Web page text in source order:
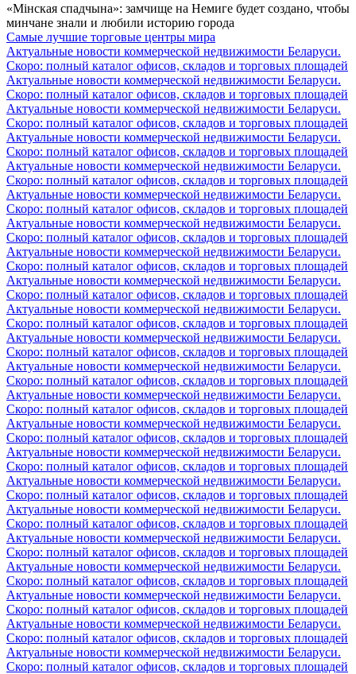
«Мiнская спадчына»: замчище на Немиге будет создано, чтобы
минчане знали и любили историю города
Самые лучшие торговые центры мира
Актуальные новости коммерческой недвижимости Беларуси.
Скоро: полный каталог офисов, складов и торговых площадей
Актуальные новости коммерческой недвижимости Беларуси.
Скоро: полный каталог офисов, складов и торговых площадей
Актуальные новости коммерческой недвижимости Беларуси.
Скоро: полный каталог офисов, складов и торговых площадей
Актуальные новости коммерческой недвижимости Беларуси.
Скоро: полный каталог офисов, складов и торговых площадей
Актуальные новости коммерческой недвижимости Беларуси.
Скоро: полный каталог офисов, складов и торговых площадей
Актуальные новости коммерческой недвижимости Беларуси.
Скоро: полный каталог офисов, складов и торговых площадей
Актуальные новости коммерческой недвижимости Беларуси.
Скоро: полный каталог офисов, складов и торговых площадей
Актуальные новости коммерческой недвижимости Беларуси.
Скоро: полный каталог офисов, складов и торговых площадей
Актуальные новости коммерческой недвижимости Беларуси.
Скоро: полный каталог офисов, складов и торговых площадей
Актуальные новости коммерческой недвижимости Беларуси.
Скоро: полный каталог офисов, складов и торговых площадей
Актуальные новости коммерческой недвижимости Беларуси.
Скоро: полный каталог офисов, складов и торговых площадей
Актуальные новости коммерческой недвижимости Беларуси.
Скоро: полный каталог офисов, складов и торговых площадей
Актуальные новости коммерческой недвижимости Беларуси.
Скоро: полный каталог офисов, складов и торговых площадей
Актуальные новости коммерческой недвижимости Беларуси.
Скоро: полный каталог офисов, складов и торговых площадей
Актуальные новости коммерческой недвижимости Беларуси.
Скоро: полный каталог офисов, складов и торговых площадей
Актуальные новости коммерческой недвижимости Беларуси.
Скоро: полный каталог офисов, складов и торговых площадей
Актуальные новости коммерческой недвижимости Беларуси.
Скоро: полный каталог офисов, складов и торговых площадей
Актуальные новости коммерческой недвижимости Беларуси.
Скоро: полный каталог офисов, складов и торговых площадей
Актуальные новости коммерческой недвижимости Беларуси.
Скоро: полный каталог офисов, складов и торговых площадей
Актуальные новости коммерческой недвижимости Беларуси.
Скоро: полный каталог офисов, складов и торговых площадей
Актуальные новости коммерческой недвижимости Беларуси.
Скоро: полный каталог офисов, складов и торговых площадей
Актуальные новости коммерческой недвижимости Беларуси.
Скоро: полный каталог офисов, складов и торговых площадей